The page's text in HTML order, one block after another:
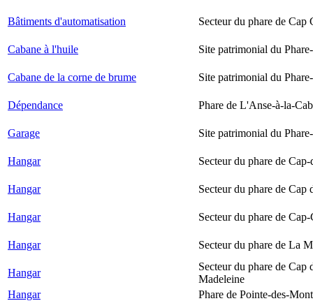
Bâtiments d'automatisation Secteur du phare de Cap
Cabane à l'huile Site patrimonial du
Cabane de la corne de brume Site patrimonial du
Dépendance Phare de L'Anse-à-la-
Garage Site patrimonial du
Hangar Secteur du phare de Cap-
Hangar Secteur du phare de Cap
Hangar Secteur du phare de Cap-
Hangar Secteur du phare de La
Hangar
Secteur du phare de Cap
Madeleine
Hangar
Phare de Pointe-des-